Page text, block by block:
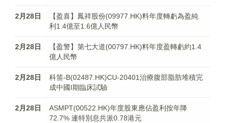
2月28日
【盈喜】鳳祥股份(09977.HK)料年度轉虧為盈純
利1.4億至1.6億人民幣
2月28日
【盈警】第七大道(00797.HK)料年度盈轉虧約1.4
億人民幣
2月28日
科笛-B(02487.HK)CU-20401治療腹部脂肪堆積完
成中國I期臨床試驗
2月28日
ASMPT(00522.HK)年度股東應佔­盈利按年降
72.7%­ 連特別息共派0.78港元